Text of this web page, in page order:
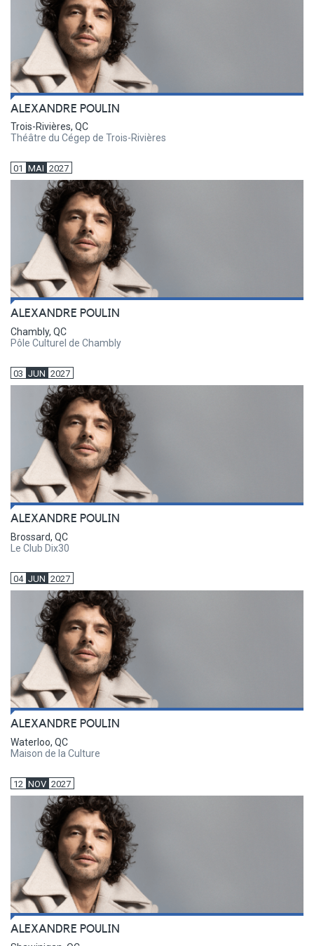
ALEXANDRE POULIN
Trois-Rivières, QC
Théâtre du Cégep de Trois-Rivières
01 MAI 2027
ALEXANDRE POULIN
Chambly, QC
Pôle Culturel de Chambly
03 JUN 2027
ALEXANDRE POULIN
Brossard, QC
Le Club Dix30
04 JUN 2027
ALEXANDRE POULIN
Waterloo, QC
Maison de la Culture
12 NOV 2027
ALEXANDRE POULIN